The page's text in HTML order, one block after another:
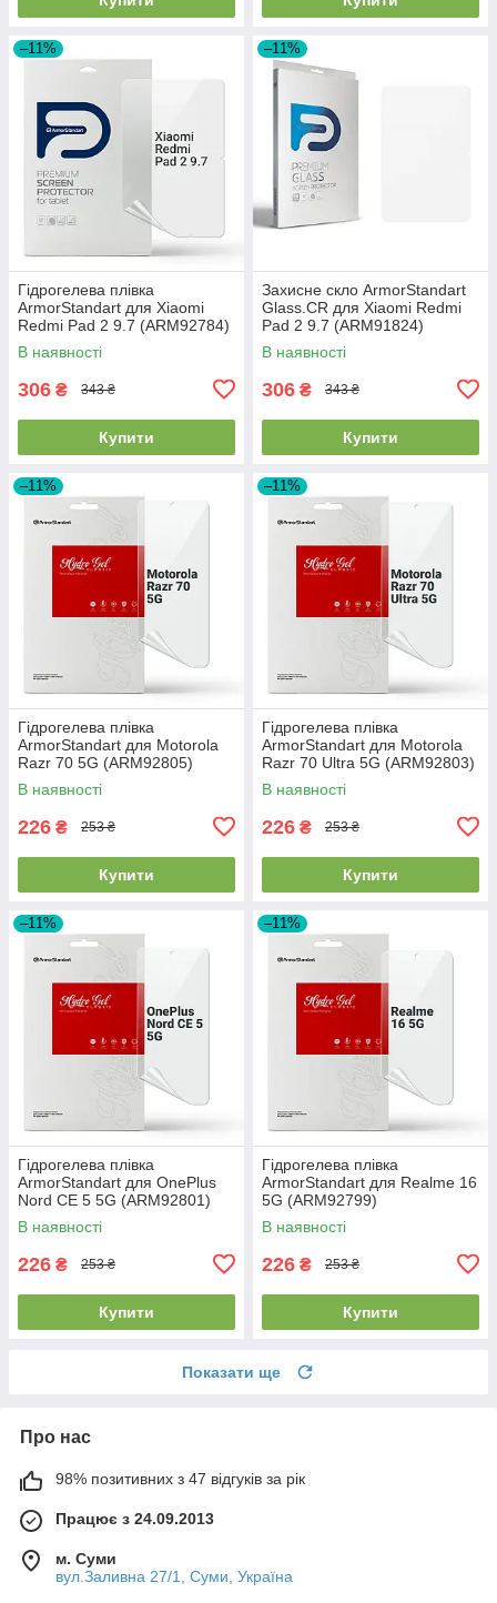
–11%
Гідрогелева плівка
ArmorStandart для Xiaomi
Redmi Pad 2 9.7 (ARM92784)
В наявності
306 ₴ 343 ₴
Купити
–11%
Захисне скло ArmorStandart
Glass.CR для Xiaomi Redmi
Pad 2 9.7 (ARM91824)
В наявності
306 ₴ 343 ₴
Купити
–11%
Гідрогелева плівка
ArmorStandart для Motorola
Razr 70 5G (ARM92805)
В наявності
226 ₴ 253 ₴
Купити
–11%
Гідрогелева плівка
ArmorStandart для Motorola
Razr 70 Ultra 5G (ARM92803)
В наявності
226 ₴ 253 ₴
Купити
–11%
Гідрогелева плівка
ArmorStandart для OnePlus
Nord CE 5 5G (ARM92801)
В наявності
226 ₴ 253 ₴
Купити
–11%
Гідрогелева плівка
ArmorStandart для Realme 16
5G (ARM92799)
В наявності
226 ₴ 253 ₴
Купити
Показати ще
Про нас
98% позитивних з 47 відгуків за рік
Працює з 24.09.2013
м. Суми
вул.Заливна 27/1, Суми, Україна